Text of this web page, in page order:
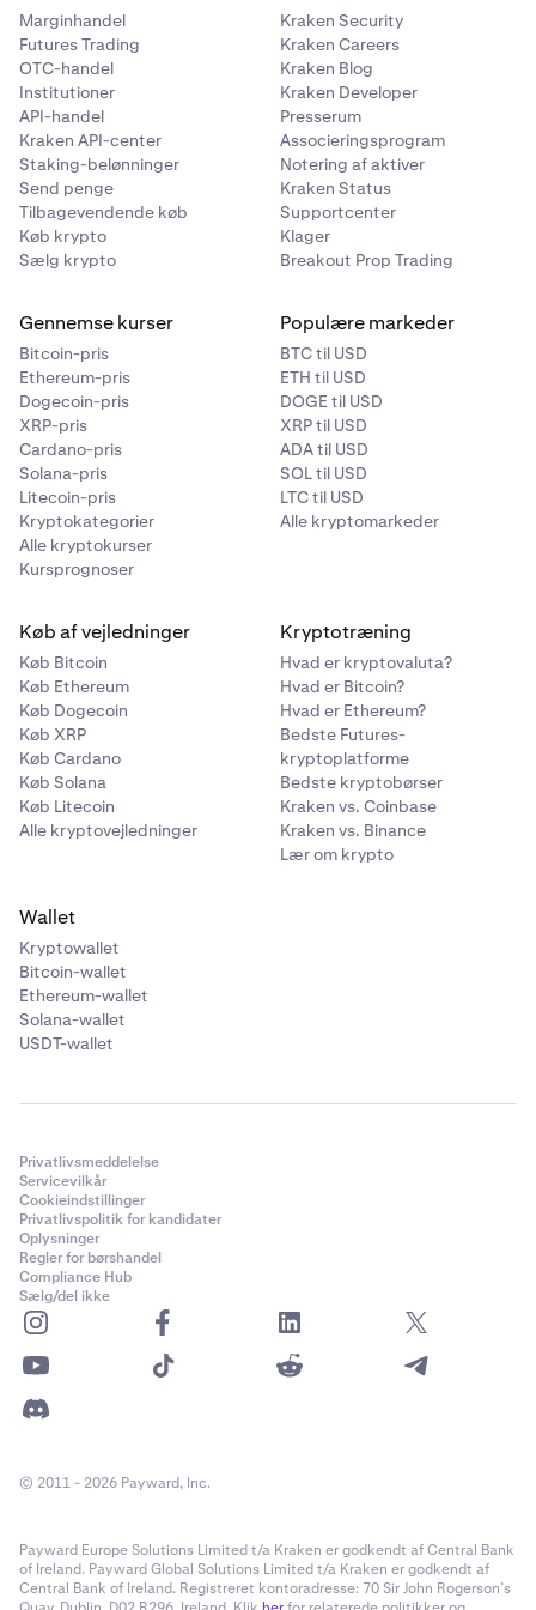
følge af udbetalings- og handelsaktivitet. Derfor
konverteres nogle af hans øvrige sikkerhedsaktiver
automatisk til USDG for at lette tilbagebetalingen af
lånet.
Marginhandel
Futures Trading
OTC-handel
Institutioner
API-handel
Kraken API-center
Staking-belønninger
Send penge
Tilbagevendende køb
Køb krypto
Sælg krypto
Kraken Security
Kraken Careers
Kraken Blog
Kraken Developer
Presserum
Associeringsprogram
Notering af aktiver
Kraken Status
Supportcenter
Klager
Breakout Prop Trading
Gennemse kurser
Bitcoin-pris
Ethereum-pris
Dogecoin-pris
XRP-pris
Cardano-pris
Solana-pris
Litecoin-pris
Kryptokategorier
Alle kryptokurser
Kursprognoser
Populære markeder
BTC til USD
ETH til USD
DOGE til USD
XRP til USD
ADA til USD
SOL til USD
LTC til USD
Alle kryptomarkeder
Køb af vejledninger
Køb Bitcoin
Køb Ethereum
Køb Dogecoin
Køb XRP
Køb Cardano
Køb Solana
Køb Litecoin
Alle kryptovejledninger
Kryptotræning
Hvad er kryptovaluta?
Hvad er Bitcoin?
Hvad er Ethereum?
Bedste Futures-
kryptoplatforme
Bedste kryptobørser
Kraken vs. Coinbase
Kraken vs. Binance
Lær om krypto
Wallet
Kryptowallet
Bitcoin-wallet
Ethereum-wallet
Solana-wallet
USDT-wallet
Privatlivsmeddelelse
Servicevilkår
Cookieindstillinger
Privatlivspolitik for kandidater
Oplysninger
Regler for børshandel
Compliance Hub
Sælg/del ikke
© 2011 - 2026 Payward, Inc.
Payward Europe Solutions Limited t/a Kraken er godkendt af Central Bank
of Ireland. Payward Global Solutions Limited t/a Kraken er godkendt af
Central Bank of Ireland. Registreret kontoradresse: 70 Sir John Rogerson’s